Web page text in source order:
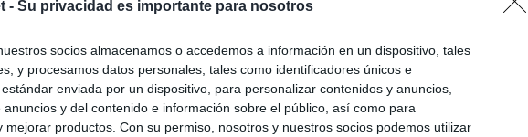
- Su privacidad es importante para nosotros
socios almacenamos o accedemos a información en un dispositivo, tales
y procesamos datos personales, tales como identificadores únicos e
enviada por un dispositivo, para personalizar contenidos y anuncios,
anuncios y del contenido e información sobre el público, así como para
mejorar productos. Con su permiso, nosotros y nuestros socios podemos utilizar